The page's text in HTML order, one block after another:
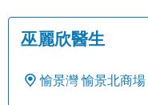
巫麗欣醫生
愉景灣 愉景北商場